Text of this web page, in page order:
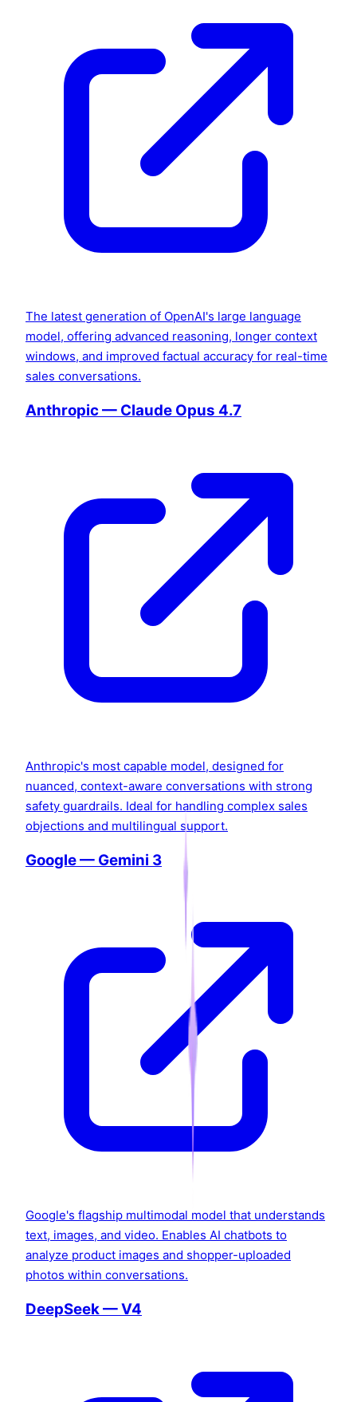
The latest generation of OpenAI's large language
model, offering advanced reasoning, longer context
windows, and improved factual accuracy for real-time
sales conversations.
Anthropic — Claude Opus 4.7
Anthropic's most capable model, designed for
nuanced, context-aware conversations with strong
safety guardrails. Ideal for handling complex sales
objections and multilingual support.
Google — Gemini 3
Google's flagship multimodal model that understands
text, images, and video. Enables AI chatbots to
analyze product images and shopper-uploaded
photos within conversations.
DeepSeek — V4